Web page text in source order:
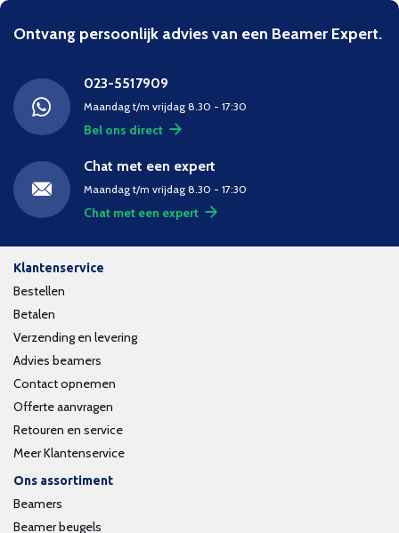
Ontvang persoonlijk advies van een Beamer Expert.
023-5517909
Maandag t/m vrijdag 8.30 - 17:30
Bel ons direct
Chat met een expert
Maandag t/m vrijdag 8.30 - 17:30
Chat met een expert
Klantenservice
Bestellen
Betalen
Verzending en levering
Advies beamers
Contact opnemen
Offerte aanvragen
Retouren en service
Meer Klantenservice
Ons assortiment
Beamers
Beamer beugels